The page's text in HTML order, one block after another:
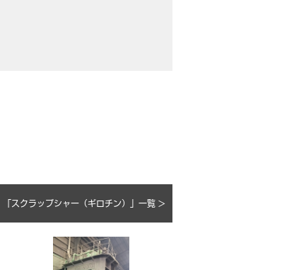
「スクラップシャー（ギロチン）」一覧 >